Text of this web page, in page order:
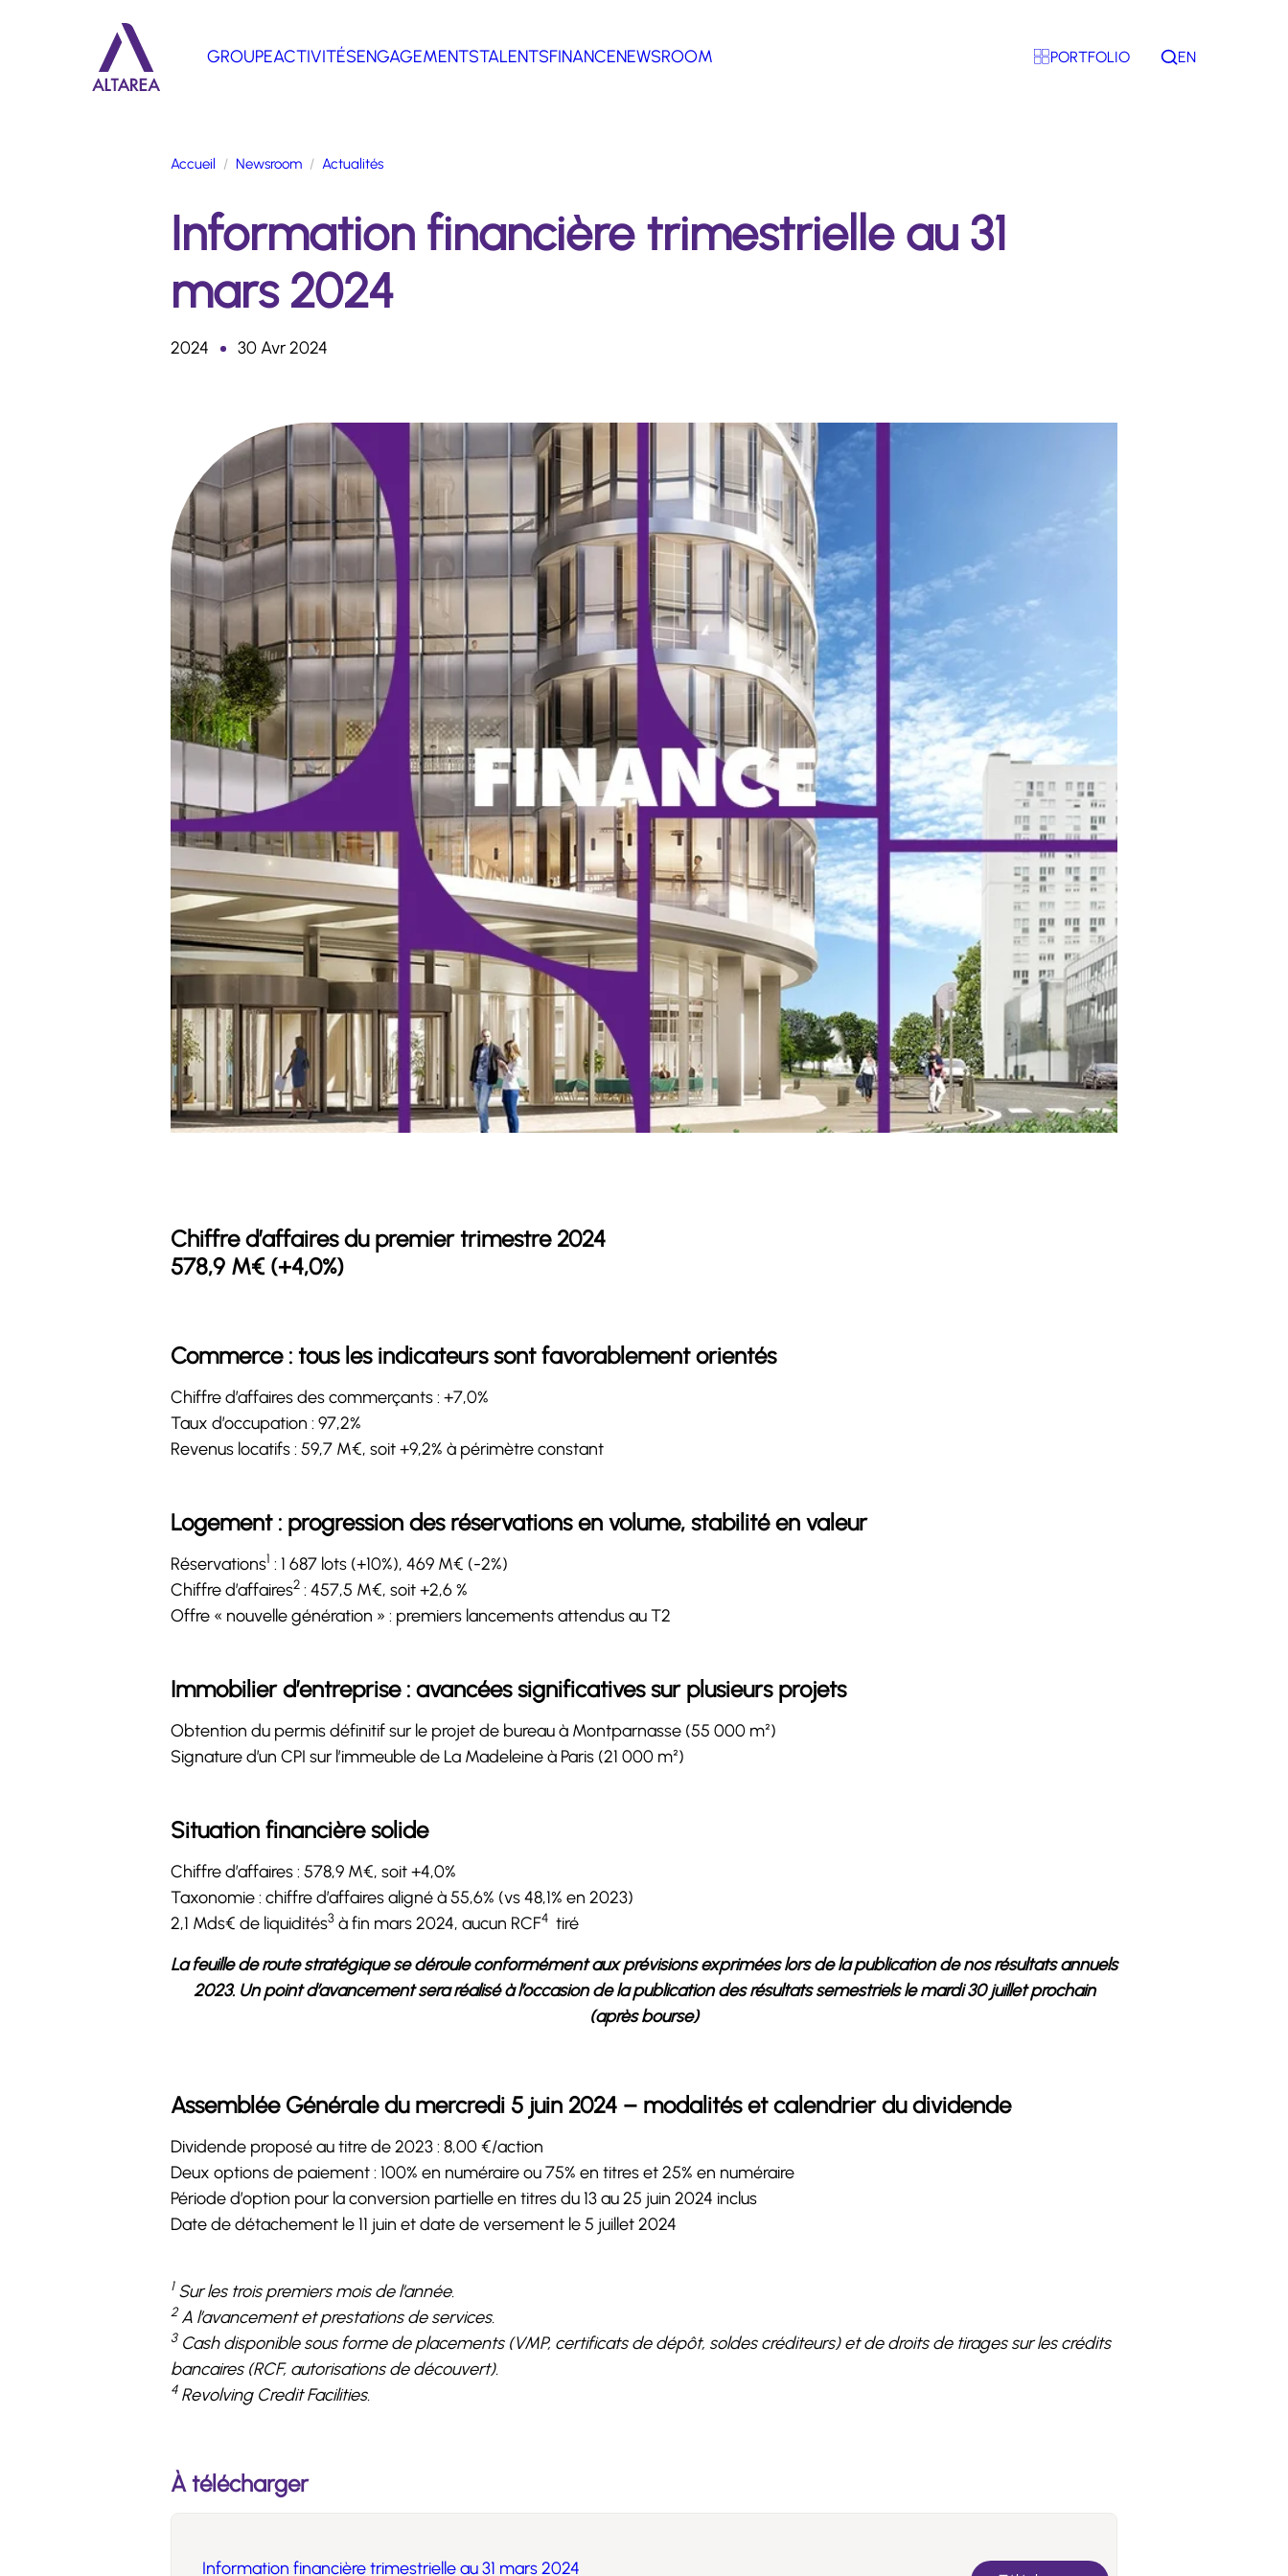
GROUPEACTIVITÉSENGAGEMENTSTALENTSFINANCENEWSROOM PORTFOLIO Rechercher
EN
Accueil Newsroom Actualités
Information financière trimestrielle au 31
mars 2024
2024 30 Avr 2024
Chiffre d’affaires du premier trimestre 2024
578,9 M€ (+4,0%)
Commerce : tous les indicateurs sont favorablement orientés
Chiffre d’affaires des commerçants : +7,0%
Taux d’occupation : 97,2%
Revenus locatifs : 59,7 M€, soit +9,2% à périmètre constant
Logement : progression des réservations en volume, stabilité en valeur
Réservations1 : 1 687 lots (+10%), 469 M€ (-2%)
Chiffre d’affaires2 : 457,5 M€, soit +2,6 %
Offre « nouvelle génération » : premiers lancements attendus au T2
Immobilier d’entreprise : avancées significatives sur plusieurs projets
Obtention du permis définitif sur le projet de bureau à Montparnasse (55 000 m²)
Signature d’un CPI sur l’immeuble de La Madeleine à Paris (21 000 m²)
Situation financière solide
Chiffre d’affaires : 578,9 M€, soit +4,0%
Taxonomie : chiffre d’affaires aligné à 55,6% (vs 48,1% en 2023)
2,1 Mds€ de liquidités3 à fin mars 2024, aucun RCF4 tiré
La feuille de route stratégique se déroule conformément aux prévisions exprimées lors de la publication de nos résultats annuels
2023. Un point d’avancement sera réalisé à l’occasion de la publication des résultats semestriels le mardi 30 juillet prochain
(après bourse)
Assemblée Générale du mercredi 5 juin 2024 – modalités et calendrier du dividende
Dividende proposé au titre de 2023 : 8,00 €/action
Deux options de paiement : 100% en numéraire ou 75% en titres et 25% en numéraire
Période d’option pour la conversion partielle en titres du 13 au 25 juin 2024 inclus
Date de détachement le 11 juin et date de versement le 5 juillet 2024
1Sur les trois premiers mois de l’année.
2A l’avancement et prestations de services.
3 Cash disponible sous forme de placements (VMP, certificats de dépôt, soldes créditeurs) et de droits de tirages sur les crédits
bancaires (RCF, autorisations de découvert).
4Revolving Credit Facilities.
À télécharger
Information financière trimestrielle au 31 mars 2024